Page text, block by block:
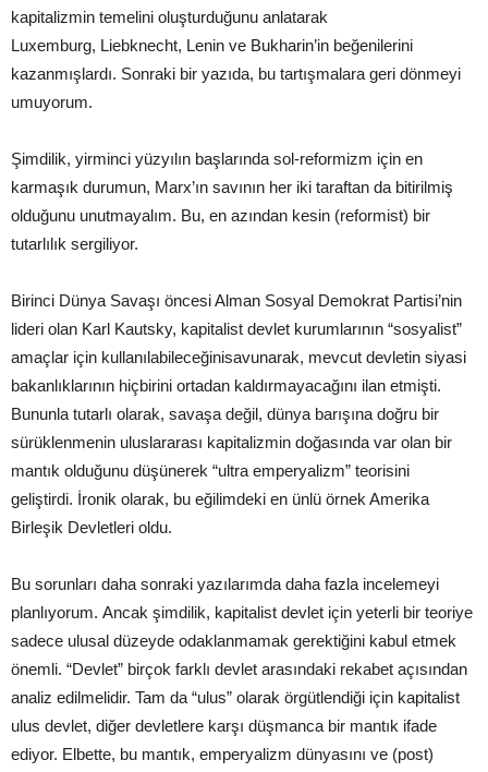
kapitalizmin temelini oluşturduğunu anlatarak
Luxemburg, Liebknecht, Lenin ve Bukharin’in beğenilerini
kazanmışlardı. Sonraki bir yazıda, bu tartışmalara geri dönmeyi
umuyorum.
Şimdilik, yirminci yüzyılın başlarında sol-reformizm için en
karmaşık durumun, Marx’ın savının her iki taraftan da bitirilmiş
olduğunu unutmayalım. Bu, en azından kesin (reformist) bir
tutarlılık sergiliyor.
Birinci Dünya Savaşı öncesi Alman Sosyal Demokrat Partisi’nin
lideri olan Karl Kautsky, kapitalist devlet kurumlarının “sosyalist”
amaçlar için kullanılabileceğinisavunarak, mevcut devletin siyasi
bakanlıklarının hiçbirini ortadan kaldırmayacağını ilan etmişti.
Bununla tutarlı olarak, savaşa değil, dünya barışına doğru bir
sürüklenmenin uluslararası kapitalizmin doğasında var olan bir
mantık olduğunu düşünerek “ultra emperyalizm” teorisini
geliştirdi. İronik olarak, bu eğilimdeki en ünlü örnek Amerika
Birleşik Devletleri oldu.
Bu sorunları daha sonraki yazılarımda daha fazla incelemeyi
planlıyorum. Ancak şimdilik, kapitalist devlet için yeterli bir teoriye
sadece ulusal düzeyde odaklanmamak gerektiğini kabul etmek
önemli. “Devlet” birçok farklı devlet arasındaki rekabet açısından
analiz edilmelidir. Tam da “ulus” olarak örgütlendiği için kapitalist
ulus devlet, diğer devletlere karşı düşmanca bir mantık ifade
ediyor. Elbette, bu mantık, emperyalizm dünyasını ve (post)